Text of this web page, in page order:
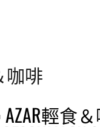
咖啡
AZAR輕